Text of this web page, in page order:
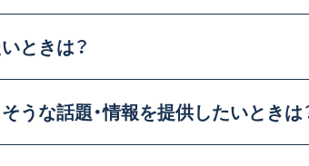
ときは？
うな話題・情報を提供したいときは